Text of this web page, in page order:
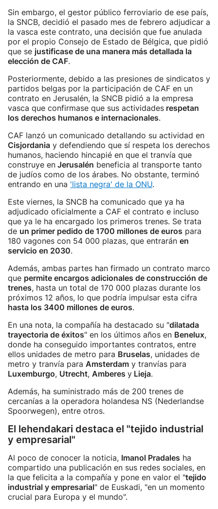
Sin embargo, el gestor público ferroviario de ese país,
la SNCB, decidió el pasado mes de febrero adjudicar a
la vasca este contrato, una decisión que fue anulada
por el propio Consejo de Estado de Bélgica, que pidió
que se justificase de una manera más detallada la
elección de CAF.
Posteriormente, debido a las presiones de sindicatos y
partidos belgas por la participación de CAF en un
contrato en Jerusalén, la SNCB pidió a la empresa
vasca que confirmase que sus actividades respetan
los derechos humanos e internacionales.
CAF lanzó un comunicado detallando su actividad en
Cisjordania y defendiendo que sí respeta los derechos
humanos, haciendo hincapié en que el tranvía que
construye en Jerusalén beneficia al transporte tanto
de judíos como de los árabes. No obstante, terminó
entrando en una 'lista negra' de la ONU.
Este viernes, la SNCB ha comunicado que ya ha
adjudicado oficialmente a CAF el contrato e incluso
que ya le ha encargado los primeros trenes. Se trata
de un primer pedido de 1700 millones de euros para
180 vagones con 54 000 plazas, que entrarán en
servicio en 2030.
Además, ambas partes han firmado un contrato marco
que permite encargos adicionales de construcción de
trenes, hasta un total de 170 000 plazas durante los
próximos 12 años, lo que podría impulsar esta cifra
hasta los 3400 millones de euros.
En una nota, la compañía ha destacado su "dilatada
trayectoria de éxitos" en los últimos años en Benelux,
donde ha conseguido importantes contratos, entre
ellos unidades de metro para Bruselas, unidades de
metro y tranvía para Amsterdam y tranvías para
Luxemburgo, Utrecht, Amberes y Lieja.
Además, ha suministrado más de 200 trenes de
cercanías a la operadora holandesa NS (Nederlandse
Spoorwegen), entre otros.
El lehendakari destaca el "tejido industrial
y empresarial"
Al poco de conocer la noticia, Imanol Pradales ha
compartido una publicación en sus redes sociales, en
la que felicita a la compañía y pone en valor el "tejido
industrial y empresarial" de Euskadi, "en un momento
crucial para Europa y el mundo".